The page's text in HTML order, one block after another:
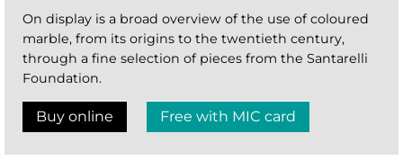
On display is a broad overview of the use of coloured
marble, from its origins to the twentieth century,
through a fine selection of pieces from the Santarelli
Foundation.
Buy online Free with MIC card